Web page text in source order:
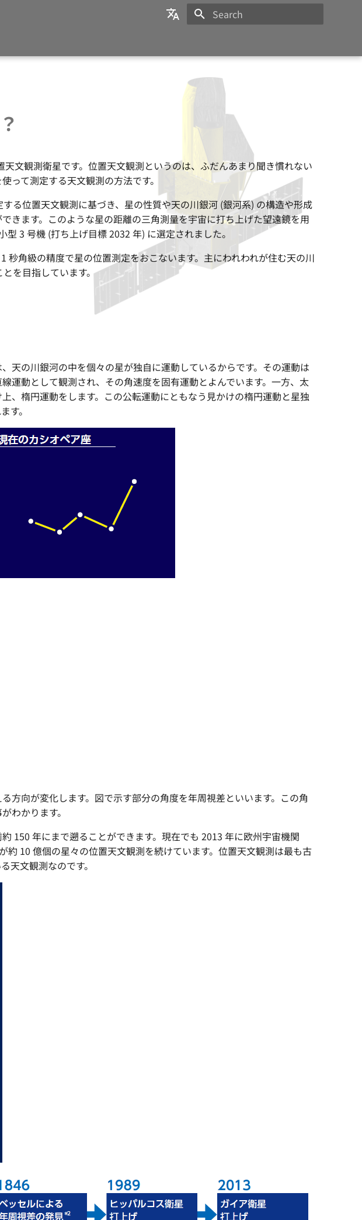
English
文観測衛星です。位置天文観測というのは、ふだんあまり聞き慣れない
って測定する天文観測の方法です。
る位置天文観測に基づき、星の性質や天の川銀河 (銀河系) の構造や形成
きます。このような星の距離の三角測量を宇宙に打ち上げた望遠鏡を用
3 号機 (打ち上げ目標 2032 年) に選定されました。
秒角級の精度で星の位置測定をおこないます。主にわれわれが住む天の川
を目指しています。
天の川銀河の中を個々の星が独自に運動しているからです。その運動は
運動として観測され、その角速度を固有運動とよんでいます。一方、太
、楕円運動をします。この公転運動にともなう見かけの楕円運動と星独
す。
方向が変化します。図で示す部分の角度を年周視差といいます。この角
わかります。
150 年にまで遡ることができます。現在でも 2013 年に欧州宇宙機関
約 10 億個の星々の位置天文観測を続けています。位置天文観測は最も古
天文観測なのです。